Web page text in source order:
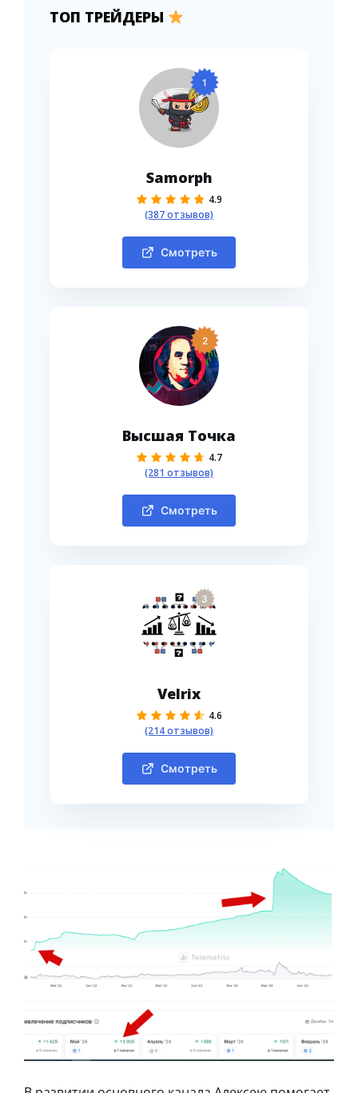
ТОП ТРЕЙДЕРЫ
1
Samorph
4.9
(387 отзывов)
Смотреть
2
Высшая Точка
4.7
(281 отзывов)
Смотреть
3
Velrix
4.6
(214 отзывов)
Смотреть